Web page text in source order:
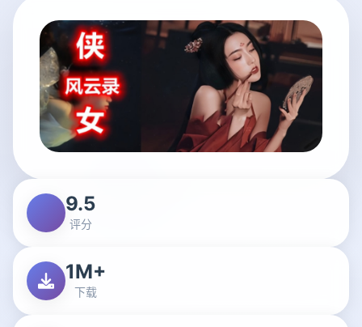
9.5
评分
1M+
下载